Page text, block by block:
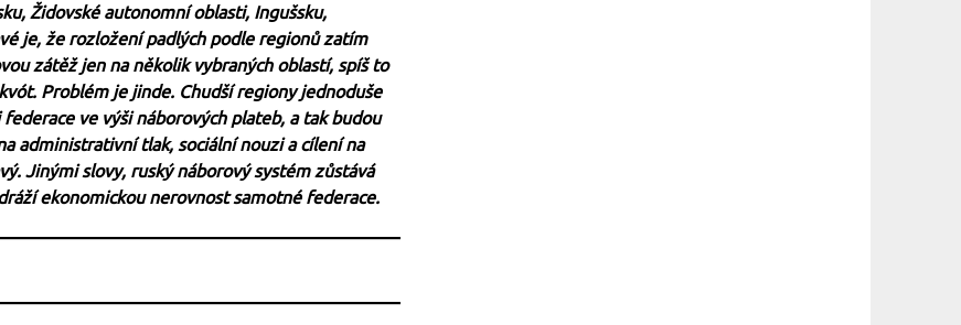
Židovské autonomní oblasti, Ingušsku,
je, že rozložení padlých podle regionů zatím
zátěž jen na několik vybraných oblastí, spíš to
Problém je jinde. Chudší regiony jednoduše
ve výši náborových plateb, a tak budou
administrativní tlak, sociální nouzi a cílení na
Jinými slovy, ruský náborový systém zůstává
ekonomickou nerovnost samotné federace.